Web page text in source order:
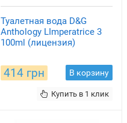
Туалетная вода D&G
Anthology LImperatrice 3
100ml (лицензия)
414 грн В корзину
Купить в 1 клик